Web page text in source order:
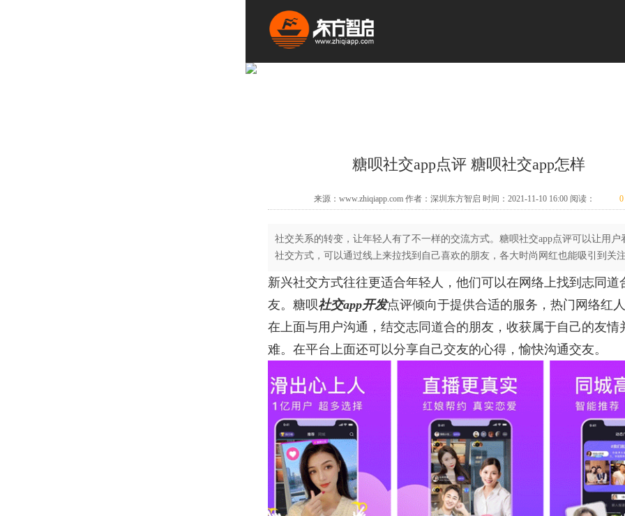
糖呗社交app点评 糖呗社交app怎样
来源：www.zhiqiapp.com 作者：深圳东方智启 时间：2021-11-10 16:00 阅读： 0
社交关系的转变，让年轻人有了不一样的交流方式。糖呗社交app点评可以让用户
社交方式，可以通过线上来拉找到自己喜欢的朋友，各大时尚网红也能吸引到关
新兴社交方式往往更适合年轻人，他们可以在网络上找到志同道
友。糖呗社交app开发点评倾向于提供合适的服务，热门网络红
在上面与用户沟通，结交志同道合的朋友，收获属于自己的友情
难。在平台上面还可以分享自己交友的心得，愉快沟通交友。